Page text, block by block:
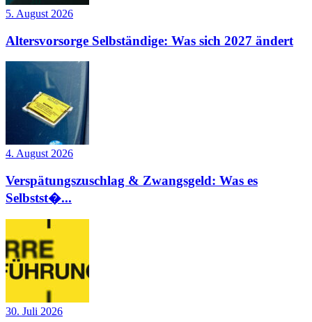
5. August 2026
Altersvorsorge Selbständige: Was sich 2027 ändert
4. August 2026
Verspätungszuschlag & Zwangsgeld: Was es
Selbstst�...
30. Juli 2026